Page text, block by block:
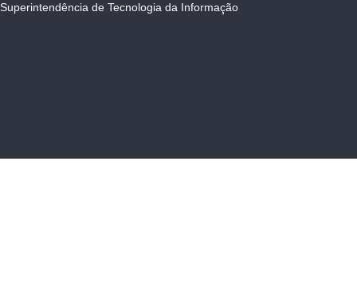
Superintendência de Tecnologia da Informação